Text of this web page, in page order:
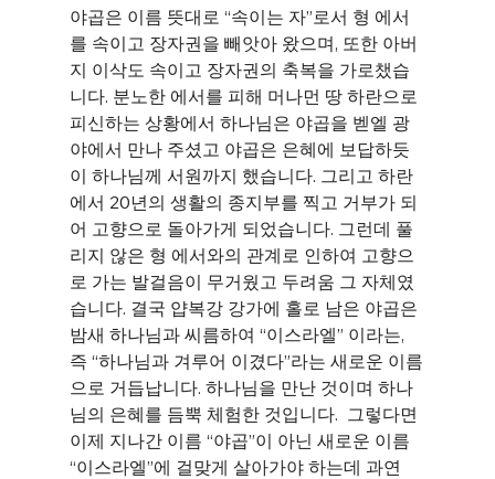
야곱은 이름 뜻대로 “속이는 자”로서 형 에서
를 속이고 장자권을 빼앗아 왔으며, 또한 아버
지 이삭도 속이고 장자권의 축복을 가로챘습
니다. 분노한 에서를 피해 머나먼 땅 하란으로
피신하는 상황에서 하나님은 야곱을 벧엘 광
야에서 만나 주셨고 야곱은 은혜에 보답하듯
이 하나님께 서원까지 했습니다. 그리고 하란
에서 20년의 생활의 종지부를 찍고 거부가 되
어 고향으로 돌아가게 되었습니다. 그런데 풀
리지 않은 형 에서와의 관계로 인하여 고향으
로 가는 발걸음이 무거웠고 두려움 그 자체였
습니다. 결국 얍복강 강가에 홀로 남은 야곱은
밤새 하나님과 씨름하여 “이스라엘” 이라는,
즉 “하나님과 겨루어 이겼다”라는 새로운 이름
으로 거듭납니다. 하나님을 만난 것이며 하나
님의 은혜를 듬뿍 체험한 것입니다.  그렇다면
이제 지나간 이름 “야곱”이 아닌 새로운 이름
“이스라엘”에 걸맞게 살아가야 하는데 과연